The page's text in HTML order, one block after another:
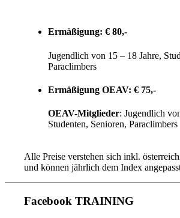
Ermäßigung: € 80,-
Jugendlich von 15 – 18 Jahre,
Paraclimbers
Ermäßigung OEAV: € 75,-
OEAV-Mitglieder: Jugendlich
Studenten, Senioren, Paraclimbers
Alle Preise verstehen sich inkl.
und können jährlich dem Index
Facebook TRAINING